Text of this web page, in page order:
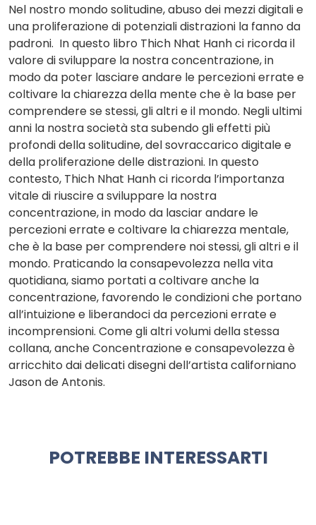
Nel nostro mondo solitudine, abuso dei mezzi digitali e
una proliferazione di potenziali distrazioni la fanno da
padroni. In questo libro Thich Nhat Hanh ci ricorda il
valore di sviluppare la nostra concentrazione, in
modo da poter lasciare andare le percezioni errate e
coltivare la chiarezza della mente che è la base per
comprendere se stessi, gli altri e il mondo. Negli ultimi
anni la nostra società sta subendo gli effetti più
profondi della solitudine, del sovraccarico digitale e
della proliferazione delle distrazioni. In questo
contesto, Thich Nhat Hanh ci ricorda l’importanza
vitale di riuscire a sviluppare la nostra
concentrazione, in modo da lasciar andare le
percezioni errate e coltivare la chiarezza mentale,
che è la base per comprendere noi stessi, gli altri e il
mondo. Praticando la consapevolezza nella vita
quotidiana, siamo portati a coltivare anche la
concentrazione, favorendo le condizioni che portano
all’intuizione e liberandoci da percezioni errate e
incomprensioni. Come gli altri volumi della stessa
collana, anche Concentrazione e consapevolezza è
arricchito dai delicati disegni dell’artista californiano
Jason de Antonis.
POTREBBE INTERESSARTI